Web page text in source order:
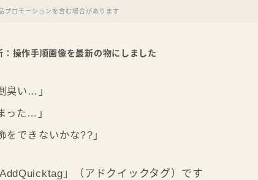
プロモーションを含む場合があります
操作手順画像を最新の物にしました
臭い…」
った…」
をできないかな??」
」（アドクイックタグ）です